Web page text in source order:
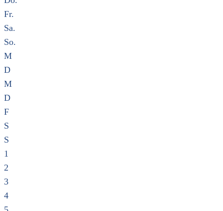
Fr.
Sa.
So.
M
D
M
D
F
S
S
1
2
3
4